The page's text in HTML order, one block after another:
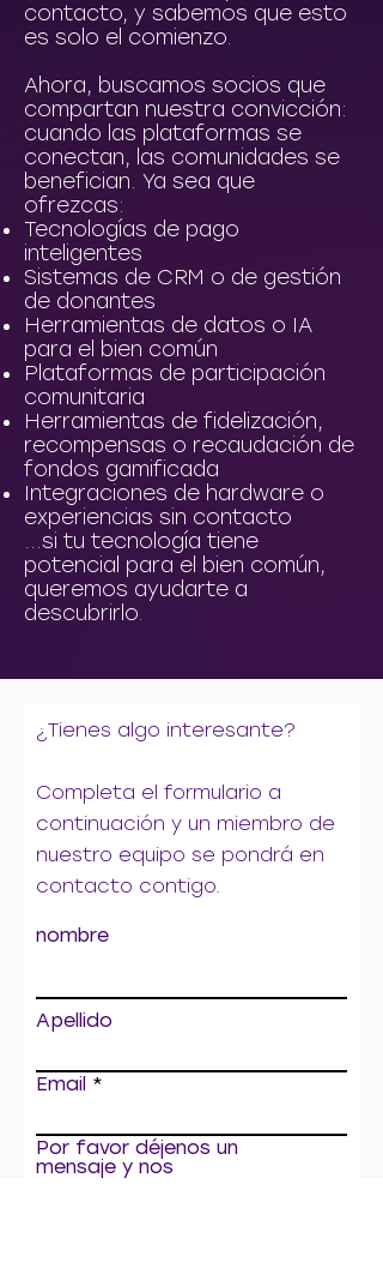
contacto, y sabemos que esto
es solo el comienzo.
Ahora, buscamos socios que
compartan nuestra convicción:
cuando las plataformas se
conectan, las comunidades se
benefician. Ya sea que
ofrezcas:
Tecnologías de pago
inteligentes
Sistemas de CRM o de gestión
de donantes
Herramientas de datos o IA
para el bien común
Plataformas de participación
comunitaria
Herramientas de fidelización,
recompensas o recaudación de
fondos gamificada
Integraciones de hardware o
experiencias sin contacto
...si tu tecnología tiene
potencial para el bien común,
queremos ayudarte a
descubrirlo.
¿Tienes algo interesante?
Completa el formulario a
continuación y un miembro de
nuestro equipo se pondrá en
contacto contigo.
nombre
Apellido
Email
Por favor déjenos un
mensaje y nos
comunicaremos con usted